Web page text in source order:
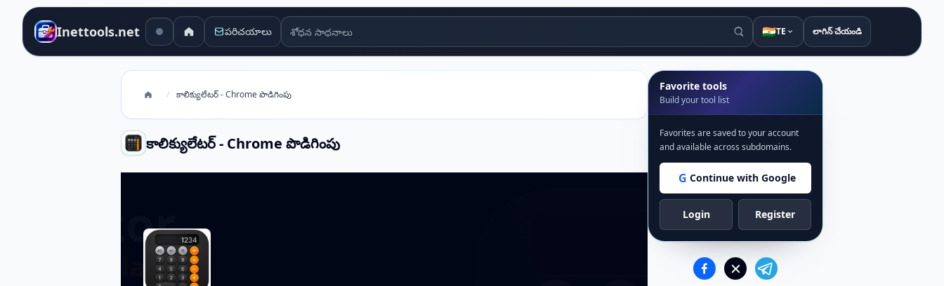
Inettools.net పరిచయాలు శోధన సాధనాలు 🇮🇳TE లాగిన్ చేయండి
/ కాలిక్యులేటర్ - Chrome పొడిగింపు
కాలిక్యులేటర్ - Chrome పొడిగింపు
Favorite tools
Build your tool list
Favorites are saved to your account
and available across subdomains.
G Continue with Google
Login Register